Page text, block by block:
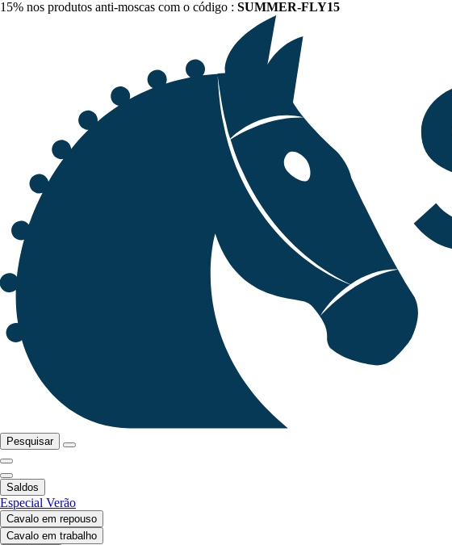
15% nos produtos anti-moscas com o código : SUMMER-FLY15
Pesquisar
Saldos
Especial Verão
Cavalo em repouso
Cavalo em trabalho